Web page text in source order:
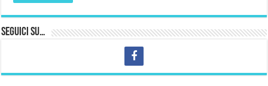
Seguici su…